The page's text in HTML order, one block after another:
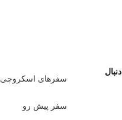
سفر‌های اسکروچی
سفر پیش رو